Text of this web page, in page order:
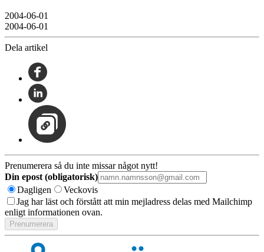
2004-06-01
2004-06-01
Dela artikel
Prenumerera så du inte missar något nytt!
Din epost (obligatorisk)
Dagligen
Veckovis
Jag har läst och förstått att min mejladress delas med Mailchimp
enligt informationen ovan.